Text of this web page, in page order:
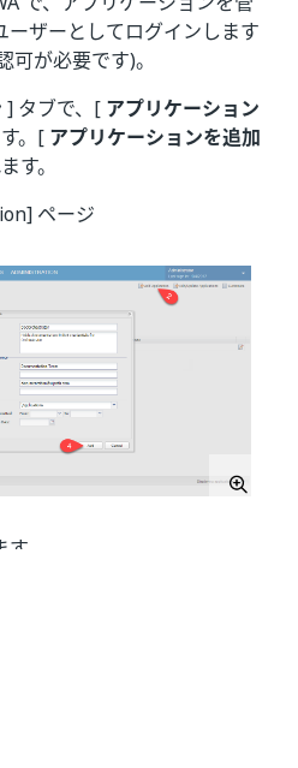
ーザーとしてログインします
が必要です)。
] タブで、[ アプリケーション
。[ アプリケーションを追加
す。
ページ
。